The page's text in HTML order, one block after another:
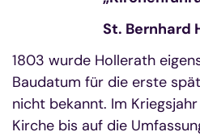
St. Bernhard
1803 wurde Hollerath
Baudatum für die erste
nicht bekannt. Im
Kirche bis auf die